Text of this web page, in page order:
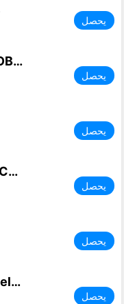
يحصل
Infocar - التشخيصي OBD2
يحصل
يحصل
EOBD Facile - OBD Car Scanner
يحصل
يحصل
Fuelio: Fuel log & fuel prices
يحصل